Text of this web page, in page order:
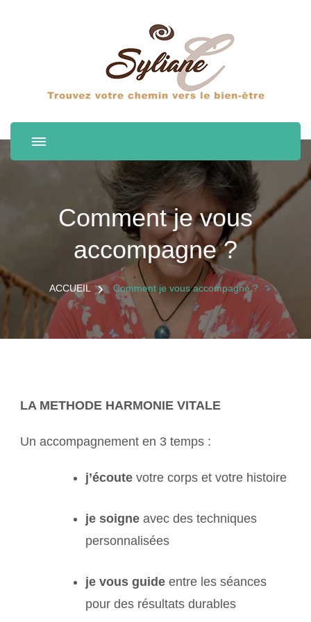
Comment je vous
accompagne ?
ACCUEIL Comment je vous accompagne ?
LA METHODE HARMONIE VITALE
Un accompagnement en 3 temps :
j’écoute votre corps et votre histoire
je soigne avec des techniques
personnalisées
je vous guide entre les séances
pour des résultats durables